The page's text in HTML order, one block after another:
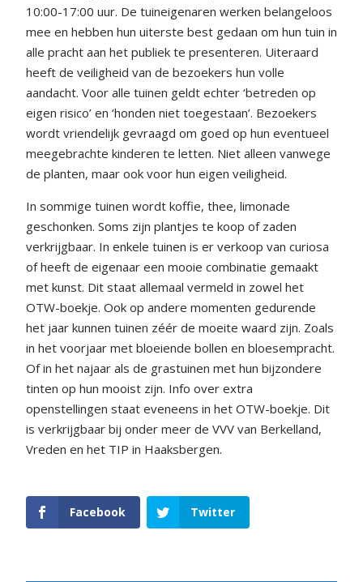
10:00-17:00 uur. De tuineigenaren werken belangeloos
mee en hebben hun uiterste best gedaan om hun tuin in
alle pracht aan het publiek te presenteren. Uiteraard
heeft de veiligheid van de bezoekers hun volle
aandacht. Voor alle tuinen geldt echter ‘betreden op
eigen risico’ en ‘honden niet toegestaan’. Bezoekers
wordt vriendelijk gevraagd om goed op hun eventueel
meegebrachte kinderen te letten. Niet alleen vanwege
de planten, maar ook voor hun eigen veiligheid.
In sommige tuinen wordt koffie, thee, limonade
geschonken. Soms zijn plantjes te koop of zaden
verkrijgbaar. In enkele tuinen is er verkoop van curiosa
of heeft de eigenaar een mooie combinatie gemaakt
met kunst. Dit staat allemaal vermeld in zowel het
OTW-boekje. Ook op andere momenten gedurende
het jaar kunnen tuinen zéér de moeite waard zijn. Zoals
in het voorjaar met bloeiende bollen en bloesempracht.
Of in het najaar als de grastuinen met hun bijzondere
tinten op hun mooist zijn. Info over extra
openstellingen staat eveneens in het OTW-boekje. Dit
is verkrijgbaar bij onder meer de VVV van Berkelland,
Vreden en het TIP in Haaksbergen.
Facebook Twitter